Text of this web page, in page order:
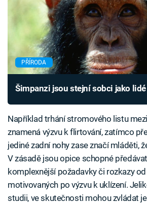
PŘÍRODA
Šimpanzi jsou stejní sobci jako lidé
Například trhání stromového listu
znamená výzvu k flirtování, zatímco
jediné zadní nohy zase značí mláděti,
V zásadě jsou opice schopné
komplexnější požadavky či rozkazy
motivovaných po výzvu k uklízení.
studii, ve skutečnosti mohou zvládat